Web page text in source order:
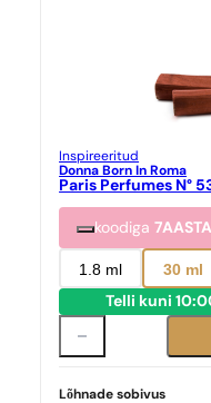
Inspireeritud
Donna Born In Roma
Paris Perfumes N°
koodiga
1.8 ml 30 ml
Telli kuni
Lõhnade sobivus